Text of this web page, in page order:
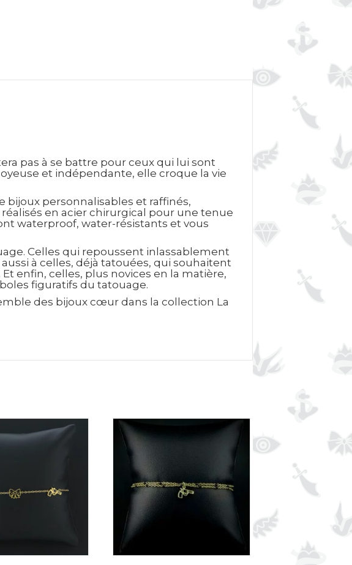
pas à se battre pour ceux qui lui sont
et indépendante, elle croque la vie
bijoux personnalisables et raffinés,
en acier chirurgical pour une tenue
waterproof, water-résistants et vous
Celles qui repoussent inlassablement
à celles, déjà tatouées, qui souhaitent
enfin, celles, plus novices en la matière,
figuratifs du tatouage.
des bijoux cœur dans la collection La